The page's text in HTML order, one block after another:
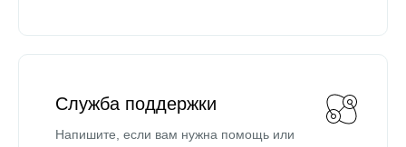
Служба поддержки
Напишите, если вам нужна помощь или